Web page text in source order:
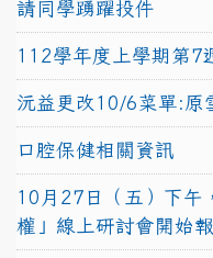
請同學踴躍投件
112學年度上學期第
沅益更改10/6菜單:原
口腔保健相關資訊
10月27日（五）下午
權」線上研討會開始